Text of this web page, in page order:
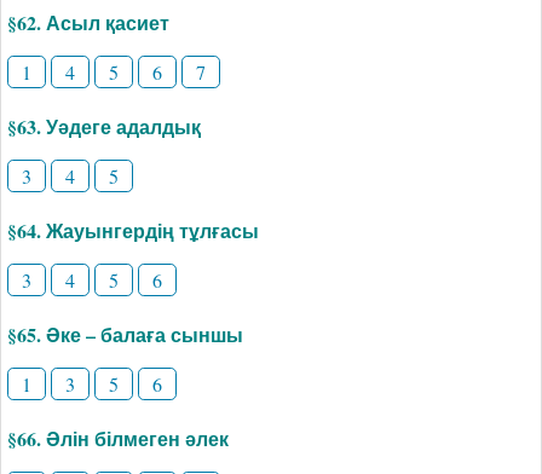
§62. Асыл қасиет
1 4 5 6 7
§63. Уәдеге адалдық
3 4 5
§64. Жауынгердің тұлғасы
3 4 5 6
§65. Әке – балаға сыншы
1 3 5 6
§66. Әлін білмеген әлек